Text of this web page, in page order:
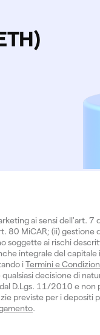
ai sensi dell'art. 7
80 MiCAR; (ii) gestione
soggette ai rischi
integrale del capitale
iTermini e
decisione di
D.Lgs. 11/2010 e non
previste per i depositi
.